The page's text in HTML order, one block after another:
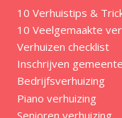
10 Verhuistips &
10 Veelgemaakte
Verhuizen checklist
Inschrijven gemeente
Bedrijfsverhuizing
Piano verhuizing
Senioren verhuizing